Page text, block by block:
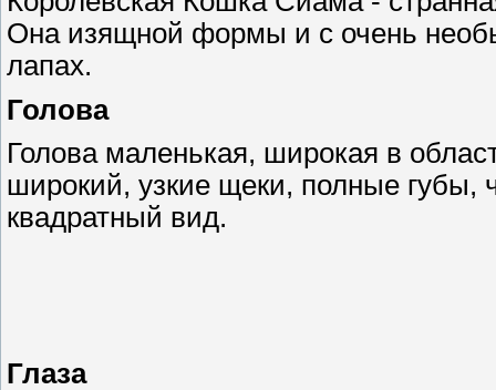
Она изящной формы и с очень
лапах.
Голова
Голова маленькая, широкая в
широкий, узкие щеки, полные губы,
квадратный вид.
Глаза